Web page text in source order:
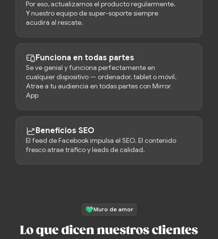
Por eso, actualizamos el producto regularmente.
Y nuestro equipo de super-soporte siempre
acudirá al rescate.
Funciona en todas partes
Se ve genial y funciona perfectamente en
cualquier dispositivo — ordenador, tablet o móvil.
Atrae a tu audiencia en todas partes con Mirror
App
Beneficios SEO
El feed de Facebook impulsa el SEO. El contenido
fresco atrae tráfico y leads de calidad.
Muro de amor
Lo que dicen nuestros clientes